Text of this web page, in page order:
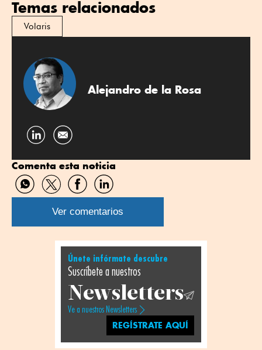
Temas relacionados
Volaris
Alejandro de la Rosa
Compartir
Linkedin
Comenta esta noticia
Compartir
por
WhatsApp
Compartir
por
Twitter
Compartir
por
Facebook
Compartir
por
Linkedin
Ver comentarios
Únete infórmate descubre
Suscríbete a nuestros
Newsletters
Ve a nuestros Newsletters
REGÍSTRATE AQUÍ